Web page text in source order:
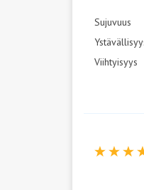
Sujuvuus
Viihtyisyys